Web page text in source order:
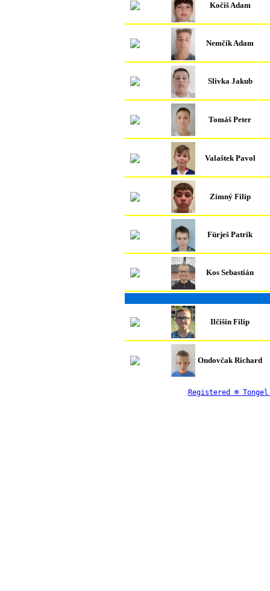
Kočiš Adam
Nemčík Adam
Slivka Jakub
Tomáš Peter
Valaštek Pavol
Zimný Filip
Fürješ Patrik
Kos Sebastián
Ilčišin Filip
Ondovčak Richard
Registered ® Tongel